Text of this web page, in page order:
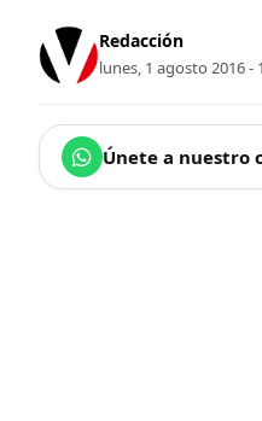
Redacción
lunes, 1 agosto 2016 -
Únete a nuestro